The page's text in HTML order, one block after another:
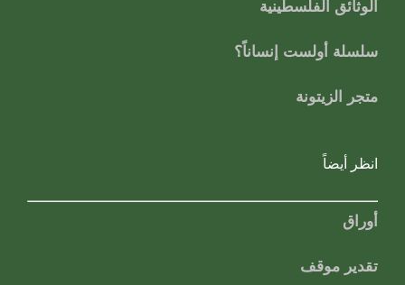
الوثائق الفلسطينية
سلسلة أولست إنساناً؟
متجر الزيتونة
انظر أيضاً
أوراق
تقدير موقف